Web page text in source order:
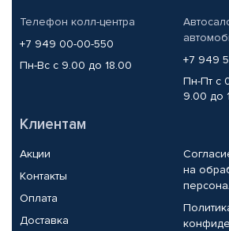
Телефон колл-центра
+7 949 00-00-550
Пн-Вс с 9.00 до 18.00
+7 949
Пн-Пт с
9.00 до
Клиентам
Акции
Контакты
Оплата
Доставка
на